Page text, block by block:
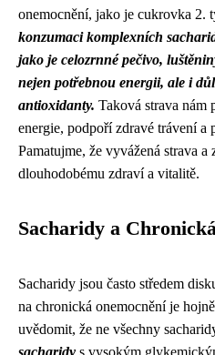
onemocnění, jako je cukrovka 2.
konzumaci komplexních
jako je celozrnné pečivo,
nejen potřebnou energii, ale i
antioxidanty. Taková strava nám
energie, podpoří zdravé trávení a
Pamatujme, že vyvážená strava
dlouhodobému zdraví a vitalitě.
Sacharidy a
Sacharidy jsou často středem
na chronická onemocnění je
uvědomit, že ne všechny
sacharidy s vysokým